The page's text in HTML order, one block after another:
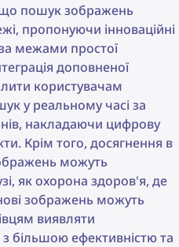
що пошук зображень
пропонуючи інноваційні
межами простої
доповненої
користувачам
у реальному часі за
накладаючи цифрову
Крім того, досягнення в
можуть
як охорона здоров'я, де
зображень можуть
виявляти
більшою ефективністю та